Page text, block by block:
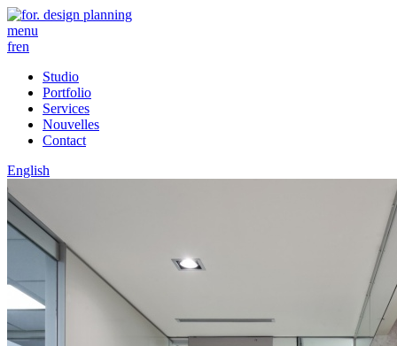
menu
fren
Studio
Portfolio
Services
Nouvelles
Contact
English